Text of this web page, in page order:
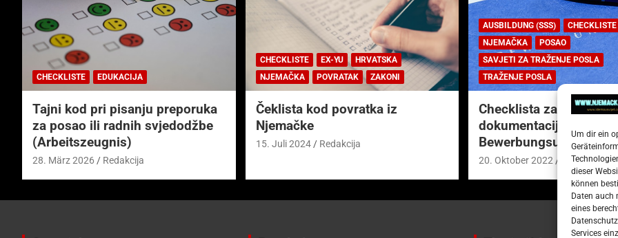
Um dir ein
dieser
können
Daten auch
eines
Services
CHECKLISTE EDUKACIJA
Tajni kod pri pisanju preporuka
za posao ili radnih svjedodžbe
(Arbeitszeugnis)
28. März 2026 Redakcija
CHECKLISTE EX-YU
HRVATSKA
NJEMAČKA
POVRATAK ZAKONI
Čeklista kod povratka iz
Njemačke
15. Juli 2024 Redakcija
AUSBILDUNG (SSS)
CHECKLISTE
NJEMAČKA
POSAO
SAVJETI ZA TRAŽENJE POSLA
TRAŽENJE POSLA
Checklista za prijavnu
dokumentaciju (njem.
20. Oktober 2022 Redakcija